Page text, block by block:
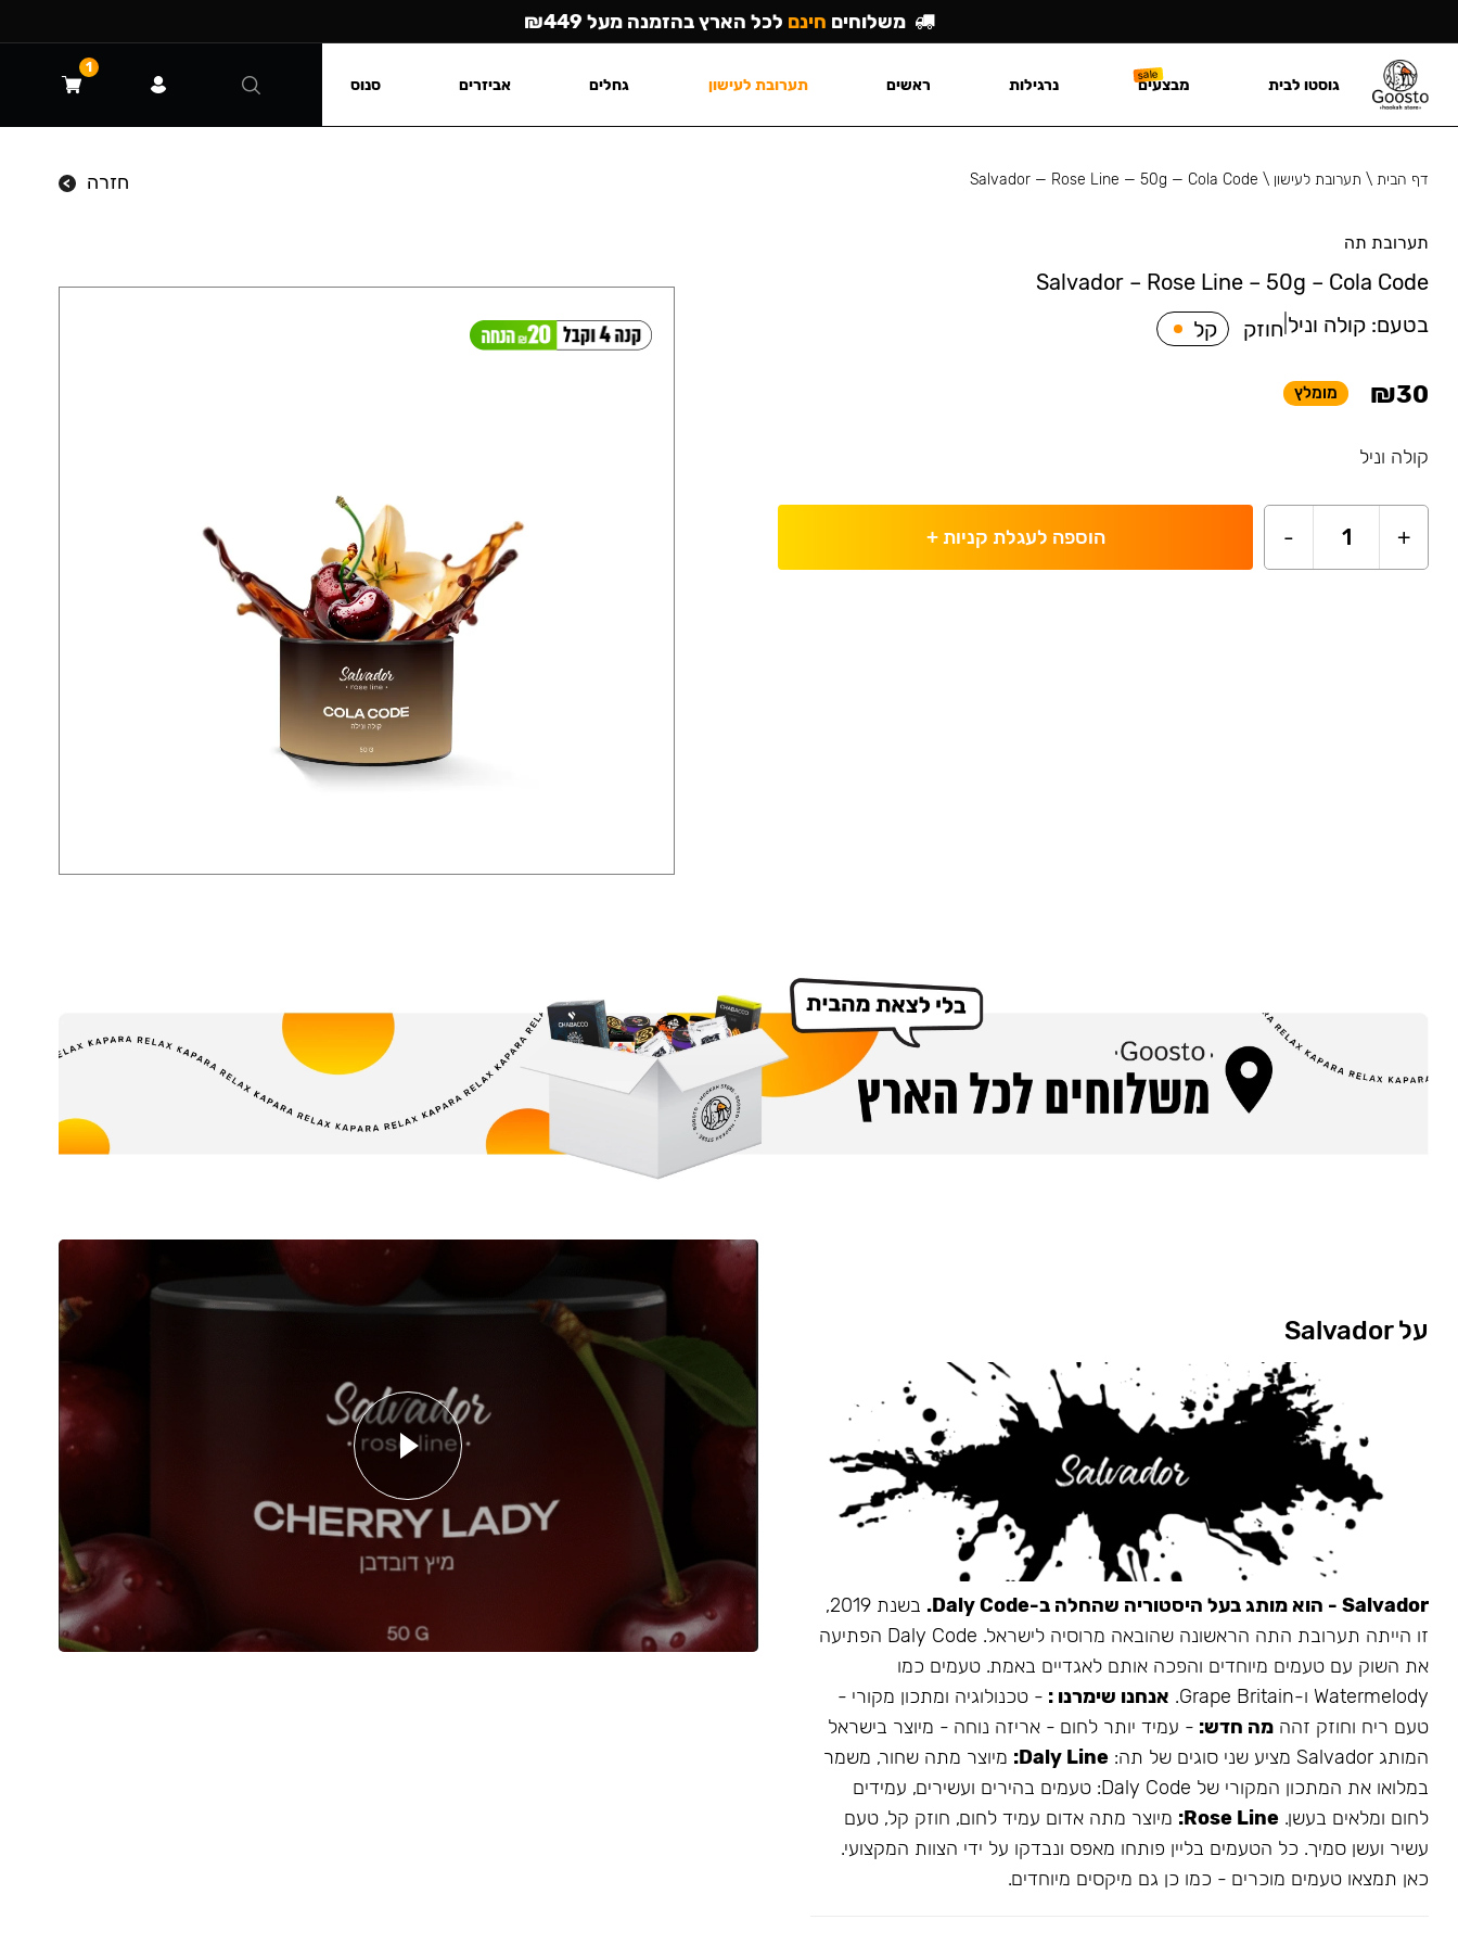
דף הבית\ תערובת לעישון \
Salvador — Rose Line — 50g — Cola Code חזרה
תערובת תה
Salvador – Rose Line – 50g – Cola Code
בטעם: קולה וניל חוזק קל
₪30 מומלץ
קולה וניל
+
1
- הוספה לעגלת קניות+
על Salvador
Salvador - הוא מותג בעל היסטוריה שהחלה ב-Daly Code.
בשנת 2019,
זו הייתה תערובת התה הראשונה שהובאה מרוסיה לישראל. Daly Code הפתיעה
את השוק עם טעמים מיוחדים והפכה אותם לאגדיים באמת. טעמים כמו
Watermelody ו-Grape Britain.
אנחנו שימרנו : - טכנולוגיה ומתכון מקורי -
טעם ריח וחוזק זהה מה חדש: - עמיד יותר לחום - אריזה נוחה - מיוצר בישראל
המותג Salvador מציע שני סוגים של תה:
Daly Line: מיוצר מתה שחור, משמר
במלואו את המתכון המקורי של Daly Code: טעמים בהירים ועשירים, עמידים
לחום ומלאים בעשן. Rose Line: מיוצר מתה אדום עמיד לחום, חוזק קל, טעם
עשיר ועשן סמיך. כל הטעמים בליין פותחו מאפס ונבדקו על ידי הצוות המקצועי.
כאן תמצאו טעמים מוכרים - כמו כן גם מיקסים מיוחדים.
משלוחים חינם לכל הארץ בהזמנה מעל ₪449
גוסטו לבית מבצעים נרגילות ראשים תערובת לעישון גחלים אביזרים סנוס
1